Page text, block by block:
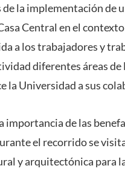
de la implementación de
Central en el
a los trabajadores y
diferentes áreas
la Universidad a sus
importancia de las
el recorrido se
y arquitectónica para